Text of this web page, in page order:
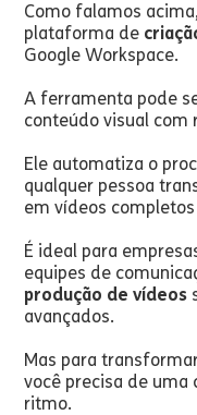
Como falamos
plataforma de
Google Workspace.
A ferramenta pode
conteúdo visual com
Ele automatiza o
qualquer pessoa
em vídeos
É ideal para
equipes de
produção de vídeos
avançados.
Mas para
você precisa de uma
ritmo.